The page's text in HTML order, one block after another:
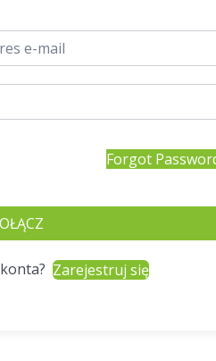
Forgot
Zarejestruj się